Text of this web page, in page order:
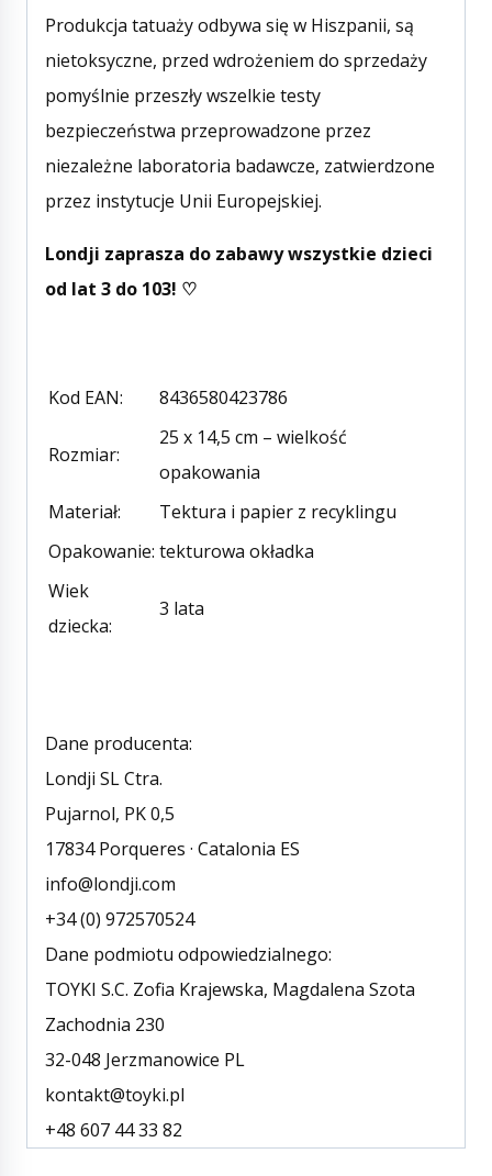
Produkcja tatuaży odbywa się w Hiszpanii, są
nietoksyczne, przed wdrożeniem do sprzedaży
pomyślnie przeszły wszelkie testy
bezpieczeństwa przeprowadzone przez
niezależne laboratoria badawcze, zatwierdzone
przez instytucje Unii Europejskiej.
Londji zaprasza do zabawy wszystkie dzieci
od lat 3 do 103! ♡
Kod EAN: 8436580423786
Rozmiar:
25 x 14,5 cm – wielkość
opakowania
Materiał:
Tektura i papier z recyklingu
Opakowanie: tekturowa okładka
Wiek
dziecka:
3 lata
Dane producenta:
Londji SL Ctra.
Pujarnol, PK 0,5
17834 Porqueres · Catalonia ES
info@londji.com
+34 (0) 972570524
Dane podmiotu odpowiedzialnego:
TOYKI S.C. Zofia Krajewska, Magdalena Szota
Zachodnia 230
32-048 Jerzmanowice PL
kontakt@toyki.pl
+48 607 44 33 82